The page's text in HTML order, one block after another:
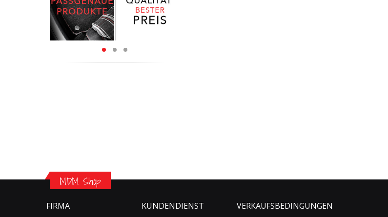
MDM Shop
FIRMA KUNDENDIENST VERKAUFSBEDINGUNGEN